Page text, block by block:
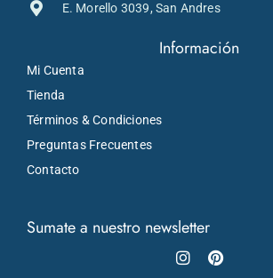
E. Morello 3039, San Andres
Información
Mi Cuenta
Tienda
Términos & Condiciones
Preguntas Frecuentes
Contacto
Sumate a nuestro newsletter
Instagram
Pinterest